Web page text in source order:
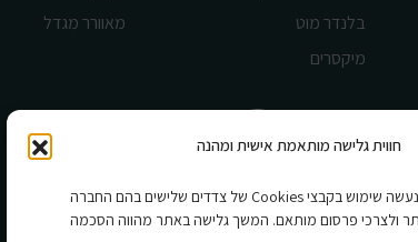
חווית גלישה מותאמת אישית ומהנה
שלום, לידיעתך, באתר זה נעשה שימוש בקבצי Cookies של צדדים שלישים בהם החברה
ולצרכי פרסום מותאם. המשך גלישה באתר מהווה הסכמה
בלנדר מוט
מאוורר מגדל
מיקסרים